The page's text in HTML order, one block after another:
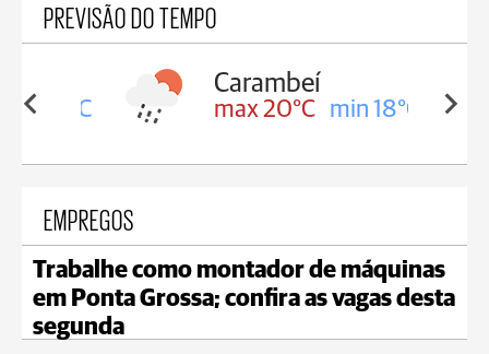
PREVISÃO DO TEMPO
18°C
Carambeí
max 20°C min 18°C
EMPREGOS
Trabalhe como montador de máquinas
em Ponta Grossa; confira as vagas desta
segunda